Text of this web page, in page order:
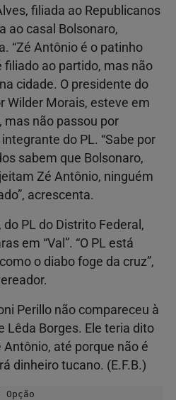
filiada ao Republicanos
ao casal Bolsonaro,
“Zé Antônio é o patinho
filiado ao partido, mas não
cidade. O presidente do
Wilder Morais, esteve em
mas não passou por
do PL. “Sabe por
sabem que Bolsonaro,
Zé Antônio, ninguém
acrescenta.
PL do Distrito Federal,
em “Val”. “O PL está
o diabo foge da cruz”,
Perillo não compareceu à
Lêda Borges. Ele teria dito
até porque não é
dinheiro tucano. (E.F.B.)